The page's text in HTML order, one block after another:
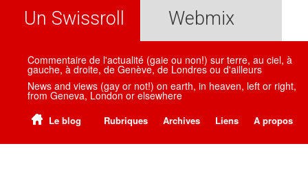
Un Swissroll Webmix
Commentaire de l'actualité (gaie ou non!) sur terre, au ciel, à
gauche, à droite, de Genève, de Londres ou d'ailleurs
News and views (gay or not!) on earth, in heaven, left or right,
from Geneva, London or elsewhere
Le blog Rubriques Archives Liens A propos